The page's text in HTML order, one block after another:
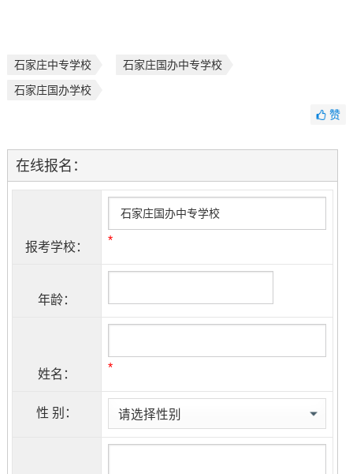
石家庄中专学校
石家庄国办中专学校
石家庄国办学校
赞
在线报名：
报考学校： *
年龄：
姓名： *
性 别：